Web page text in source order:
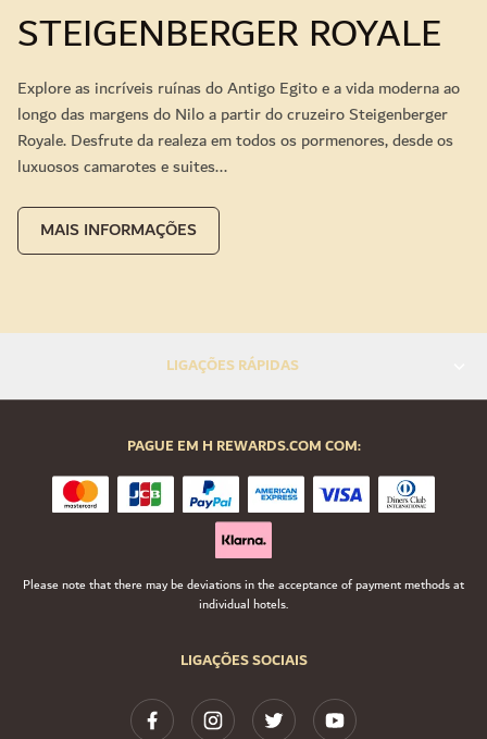
STEIGENBERGER ROYALE
Explore as incríveis ruínas do Antigo Egito e a vida moderna ao
longo das margens do Nilo a partir do cruzeiro Steigenberger
Royale. Desfrute da realeza em todos os pormenores, desde os
luxuosos camarotes e suites...
MAIS INFORMAÇÕES
LIGAÇÕES RÁPIDAS
LIGAÇÕES SOCIAIS
PAGUE EM H REWARDS.COM COM:
Please note that there may be deviations in the acceptance of payment methods at
individual hotels.